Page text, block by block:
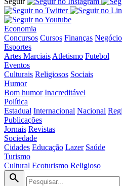
Economia
Concursos Cursos Finanças
Esportes
Artes Marciais Atletismo Futebol
Eventos
Culturais Religiosos Sociais
Humor
Bom humor Inacreditável
Política
Estadual Internacional Nacional
Publicações
Jornais Revistas
Sociedade
Cidades Educação Lazer Saúde
Turismo
Cultural Ecoturismo Religioso
search